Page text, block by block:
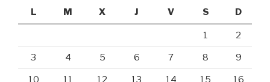
L
M X J V S D
1 2
3 4 5 6 7 8 9
10 11 12 13 14 15 16